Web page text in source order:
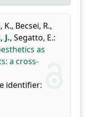
K., Becsei, R.,
J., Segatto, E.:
as
a cross-
identifier: